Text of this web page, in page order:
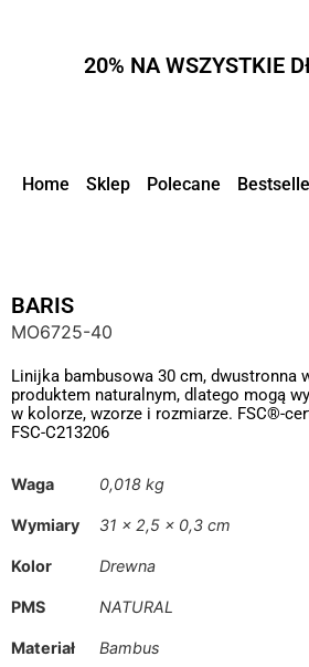
20% NA WSZYSTKIE
Home Sklep Polecane
BARIS
MO6725-40
Linijka bambusowa 30 cm, dwustronna
produktem naturalnym, dlatego mogą
w kolorze, wzorze i rozmiarze. FSC®-
FSC-C213206
Waga 0,018 kg
Wymiary 31 × 2,5 × 0,3 cm
Kolor Drewna
PMS NATURAL
Materiał Bambus